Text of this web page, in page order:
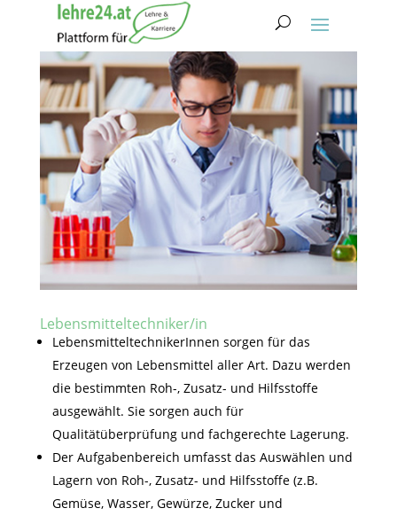
Lebensmitteltechniker/in
LebensmitteltechnikerInnen sorgen für das
Erzeugen von Lebensmittel aller Art. Dazu werden
die bestimmten Roh-, Zusatz- und Hilfsstoffe
ausgewählt. Sie sorgen auch für
Qualitätüberprüfung und fachgerechte Lagerung.
Der Aufgabenbereich umfasst das Auswählen und
Lagern von Roh-, Zusatz- und Hilfsstoffe (z.B.
Gemüse, Wasser, Gewürze, Zucker und